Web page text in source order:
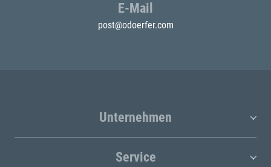
E-Mail
post@odoerfer.com
Unternehmen
Service